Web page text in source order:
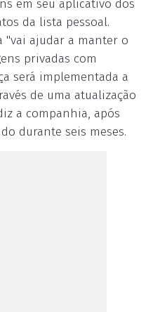
em seu aplicativo dos
da lista pessoal.
"vai ajudar a manter o
privadas com
será implementada a
de uma atualização
a companhia, após
durante seis meses.